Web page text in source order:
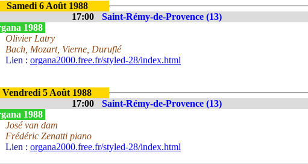
Samedi 6 Août 1988
17:00
Saint-Rémy-de-Provence (13)
1988
Olivier Latry
Bach, Mozart, Vierne, Duruflé
Lien : organa2000.free.fr/styled-28/index.html
Vendredi 5 Août 1988
17:00
Saint-Rémy-de-Provence (13)
1988
José van dam
Frédéric Zenatti piano
Lien : organa2000.free.fr/styled-28/index.html